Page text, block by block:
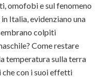
omofobi e sul fenomeno
Italia, evidenziano una
colpiti
Come restare
temperatura sulla terra
che con i suoi effetti